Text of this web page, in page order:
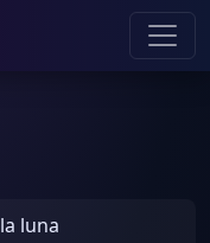
luna